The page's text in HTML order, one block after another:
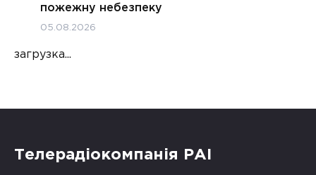
пожежну небезпеку
05.08.2026
загрузка...
Телерадіокомпанія РАІ